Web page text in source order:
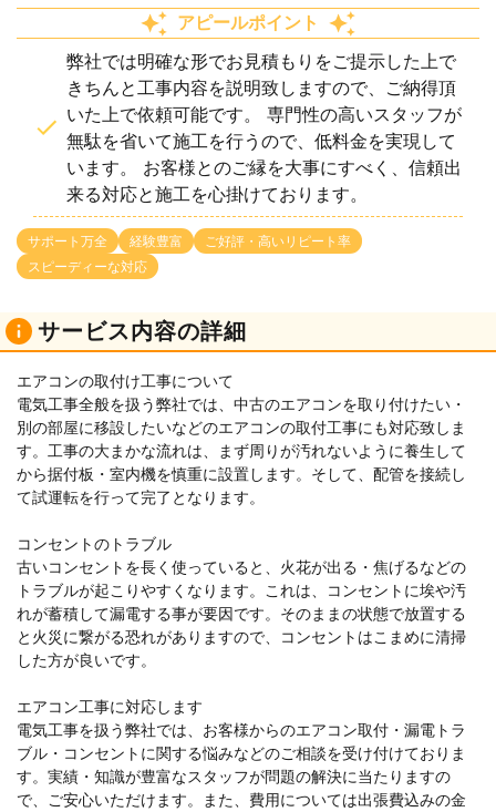
アピールポイント
弊社では明確な形でお見積もりをご提示した上で
きちんと工事内容を説明致しますので、ご納得頂
いた上で依頼可能です。 専門性の高いスタッフが
無駄を省いて施工を行うので、低料金を実現して
います。 お客様とのご縁を大事にすべく、信頼出
来る対応と施工を心掛けております。
サポート万全 経験豊富
ご好評・高いリピート率
スピーディーな対応
サービス内容の詳細
エアコンの取付け工事について
電気工事全般を扱う弊社では、中古のエアコンを取り付けたい・
別の部屋に移設したいなどのエアコンの取付工事にも対応致しま
す。工事の大まかな流れは、まず周りが汚れないように養生して
から据付板・室内機を慎重に設置します。そして、配管を接続し
て試運転を行って完了となります。
コンセントのトラブル
古いコンセントを長く使っていると、火花が出る・焦げるなどの
トラブルが起こりやすくなります。これは、コンセントに埃や汚
れが蓄積して漏電する事が要因です。そのままの状態で放置する
と火災に繋がる恐れがありますので、コンセントはこまめに清掃
した方が良いです。
エアコン工事に対応します
電気工事を扱う弊社では、お客様からのエアコン取付・漏電トラ
ブル・コンセントに関する悩みなどのご相談を受け付けておりま
す。実績・知識が豊富なスタッフが問題の解決に当たりますの
で、ご安心いただけます。また、費用については出張費込みの金